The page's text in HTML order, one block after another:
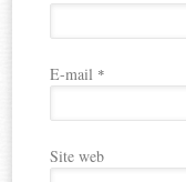
E-mail *
Site web